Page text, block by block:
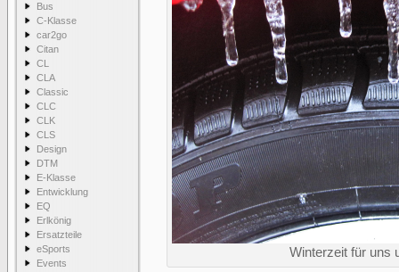
Bus
C-Klasse
car2go
Citan
CL
CLA
Classic
CLC
CLK
CLS
Design
DTM
E-Klasse
Entwicklung
EQ
Erlkönig
Ersatzteile
eSports
Events
Winterzeit für uns